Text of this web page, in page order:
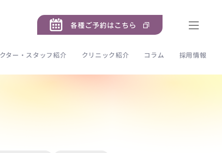
ター・スタッフ紹介 クリニック紹介 コラム 採用情報